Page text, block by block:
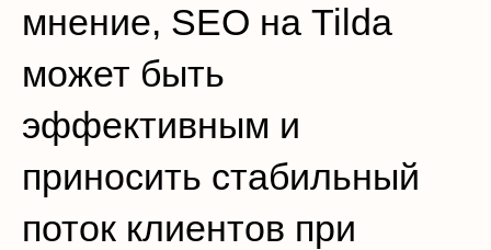
мнение, SEO на Tilda
может быть
эффективным и
приносить стабильный
поток клиентов при